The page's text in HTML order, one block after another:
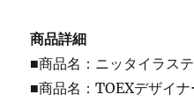
商品詳細
■商品名：ニッタイラス
■商品名：TOEXデザイ